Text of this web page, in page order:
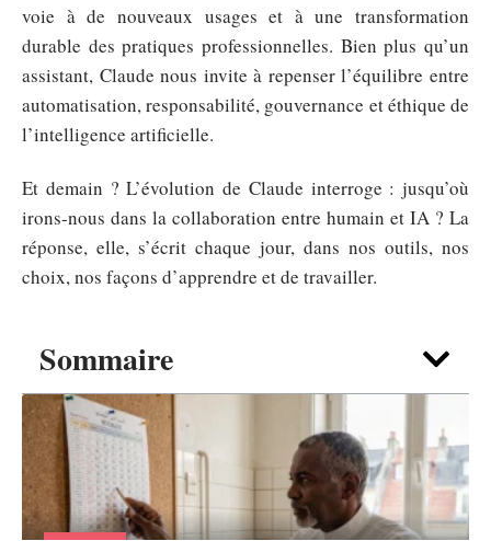
Sommaire
voie à de nouveaux usages et à une transformation
durable des pratiques professionnelles. Bien plus qu’un
assistant, Claude nous invite à repenser l’équilibre entre
automatisation, responsabilité, gouvernance et éthique de
l’intelligence artificielle.
Et demain ? L’évolution de Claude interroge : jusqu’où
irons-nous dans la collaboration entre humain et IA ? La
réponse, elle, s’écrit chaque jour, dans nos outils, nos
choix, nos façons d’apprendre et de travailler.